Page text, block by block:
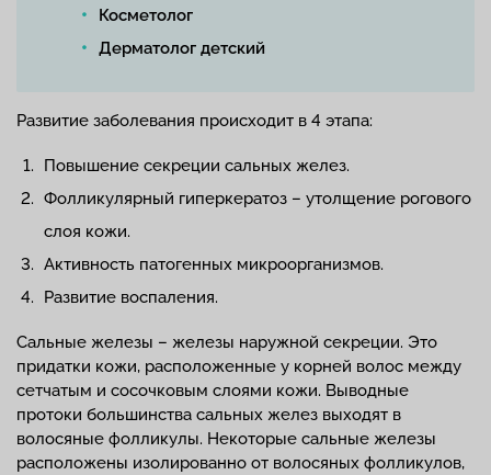
Косметолог
Дерматолог детский
Развитие заболевания происходит в 4 этапа:
Повышение секреции сальных желез.
Фолликулярный гиперкератоз – утолщение рогового
слоя кожи.
Активность патогенных микроорганизмов.
Развитие воспаления.
Сальные железы – железы наружной секреции. Это
придатки кожи, расположенные у корней волос между
сетчатым и сосочковым слоями кожи. Выводные
протоки большинства сальных желез выходят в
волосяные фолликулы. Некоторые сальные железы
расположены изолированно от волосяных фолликулов,